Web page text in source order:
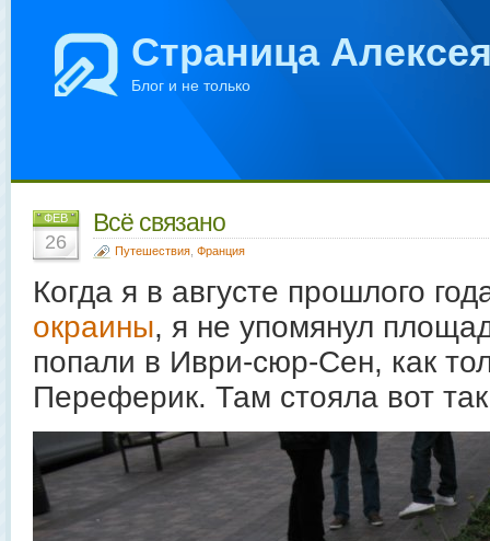
Страница
Блог и не только
ФЕВ
26
Всё связано
Путешествия Франция
Когда я в августе прошлого
окраины, я не упомянул
попали в Иври-сюр-Сен, как
Переферик. Там стояла вот